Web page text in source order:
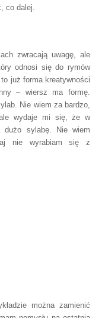
co dalej.
zwracają uwagę, ale
odnosi się do rymów
już forma kreatywności
– wiersz ma formę.
Nie wiem za bardzo,
wydaje mi się, że w
dużo sylabę. Nie wiem
nie wyrabiam się z
można zamienić